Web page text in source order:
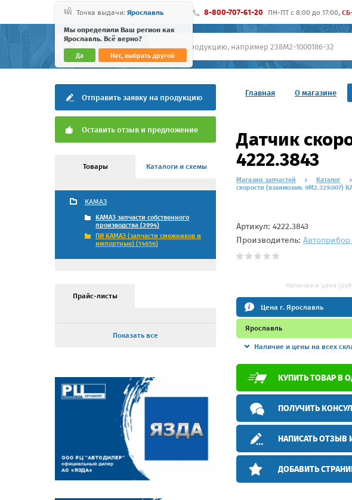
Точка выдачи: Ярославль
Мы определили Ваш регион как
Ярославль. Всё верно?
Да Нет, выбрать другой
8-800-707-61-20 ПН-ПТ c 8:00 до 17:00,
Главная О магазине
Отправить заявку на продукцию
Оставить отзыв и предложение
Товары Каталоги и схемы
КАМАЗ
КАМАЗ запчасти собственного
производства (3994)
ПИ КАМАЗ (запчасти смежников и
импортные) (14656)
Прайс-листы
Показать все
Датчик
4222.3843
Магазин запчастей Каталог
скорости (взаимозам. 9М2.329.007)
Артикул: 4222.3843
Производитель:
Наличие и цена
Цена г. Ярославль
Ярославль
Наличие и цены на всех
КУПИТЬ ТОВАР В
ПОЛУЧИТЬ
НАПИСАТЬ ОТЗЫВ
ДОБАВИТЬ